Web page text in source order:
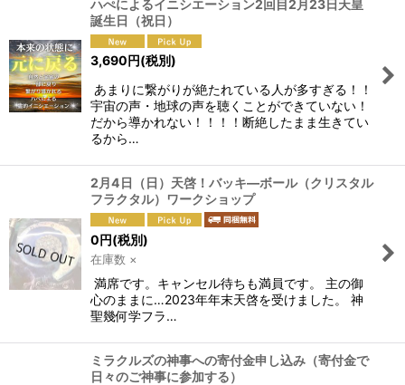
ハぺによるイニシエーション2回目2月23日天皇
誕生日（祝日）
3,690円(税別)
あまりに繋がりが絶たれている人が多すぎる！！
宇宙の声・地球の声を聴くことができていない！
だから導かれない！！！！断絶したまま生きてい
るから…
2月4日（日）天啓！バッキ―ボール（クリスタル
フラクタル）ワークショップ
0円(税別)
在庫数 ×
満席です。キャンセル待ちも満員です。 主の御
心のままに…2023年年末天啓を受けました。 神
聖幾何学フラ…
ミラクルズの神事への寄付金申し込み（寄付金で
日々のご神事に参加する）